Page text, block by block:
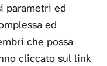
parametri ed
ed
che possa
cliccato sul link